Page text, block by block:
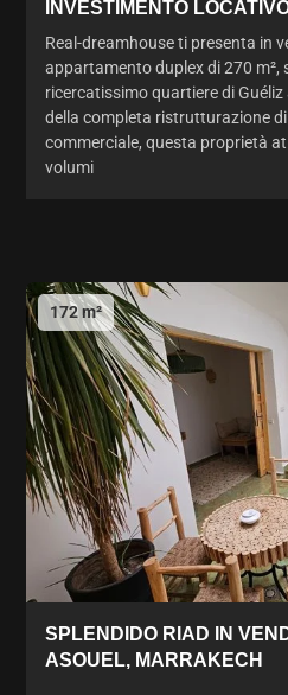
INVESTIMENTO
Real-dreamhouse ti presenta in
appartamento duplex di 270 m²,
ricercatissimo quartiere di
della completa ristrutturazione
commerciale, questa proprietà
volumi
172 m²
SPLENDIDO RIAD IN
ASOUEL, MARRAKECH